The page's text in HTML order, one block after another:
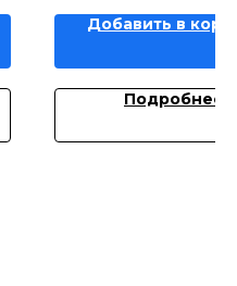
Добавить в
Подробнее